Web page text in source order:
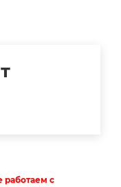
работаем с